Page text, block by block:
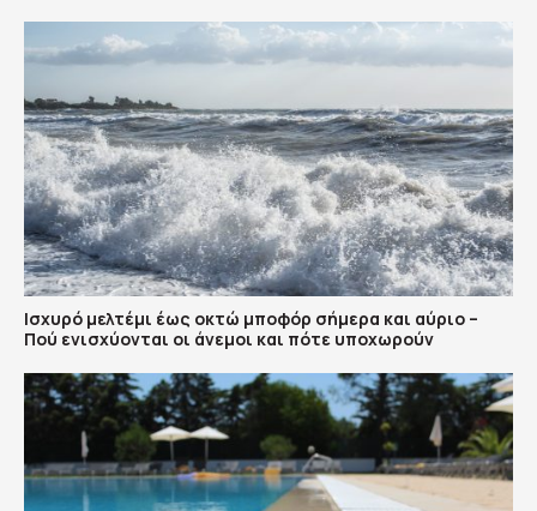
Ισχυρό μελτέμι έως οκτώ μποφόρ σήμερα και αύριο –
Πού ενισχύονται οι άνεμοι και πότε υποχωρούν